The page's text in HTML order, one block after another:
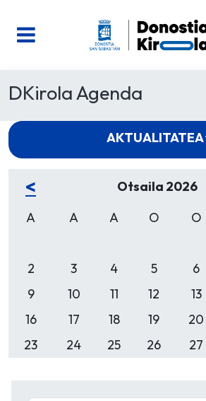
DKirola Agenda
AKTUALITATEA
< Otsaila 2026
A A A O O
2
3 4 5 6
9
10 11 12 13
16
17 18 19 20
23
24 25 26 27